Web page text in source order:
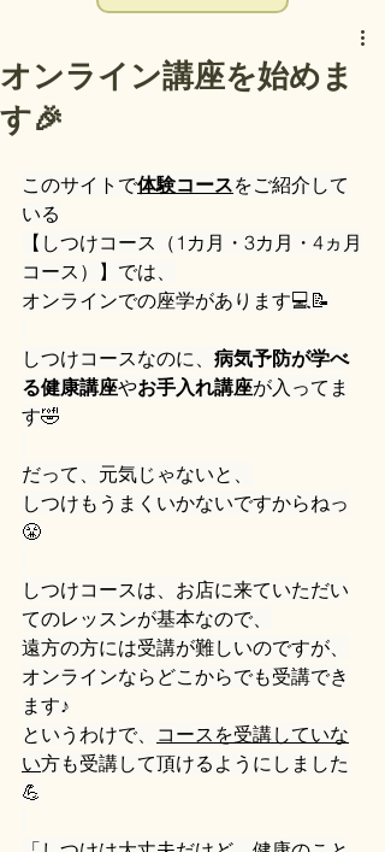
オンライン講座を始めま
す🎉
このサイトで体験コースをご紹介して
いる
【しつけコース（1カ月・3カ月・4ヵ月
コース）】では、
オンラインでの座学があります💻📝
しつけコースなのに、 病気予防が学べ
る健康講座やお手入れ講座が入ってま
す🤣
だって、元気じゃないと、
しつけもうまくいかないですからねっ
😤
しつけコースは、お店に来ていただい
てのレッスンが基本なので、
遠方の方には受講が難しいのですが、
オンラインならどこからでも受講でき
ます♪
というわけで、 コースを受講していな
い方も受講して頂けるようにしました
💪